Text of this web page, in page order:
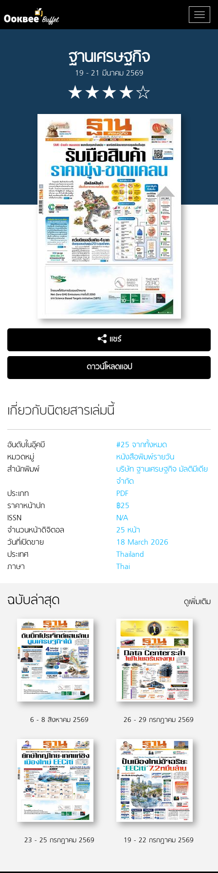
ฐานเศรษฐกิจ
19 - 21 มีนาคม 2569
แชร์
ดาวน์โหลดแอป
เกี่ยวกับนิตยสารเล่มนี้
อันดับในอุ๊คบี
#25 จากทั้งหมด
หมวดหมู่
หนังสือพิมพ์รายวัน
สำนักพิมพ์
บริษัท ฐานเศรษฐกิจ มัลติมีเดีย
จำกัด
ประเภท
PDF
ราคาหน้าปก
฿25
ISSN
N/A
จำนวนหน้าดิจิตอล
25 หน้า
วันที่เปิดขาย
18 March 2026
ประเทศ
Thailand
ภาษา
Thai
ฉบับล่าสุด ดูเพิ่มเติม
6 - 8 สิงหาคม 2569 26 - 29 กรกฏาคม 2569
23 - 25 กรกฏาคม 2569 19 - 22 กรกฏาคม 2569